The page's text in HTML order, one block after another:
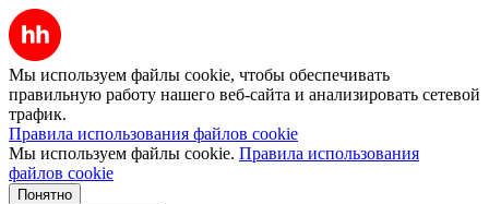
Мы используем файлы cookie, чтобы обеспечивать
правильную работу нашего веб-сайта и анализировать сетевой
трафик.
Правила использования файлов cookie
Мы используем файлы cookie. Правила использования
файлов cookie
Понятно